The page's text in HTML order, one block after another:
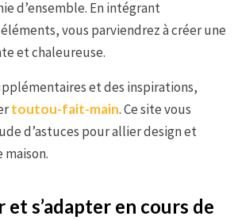
d’ensemble. En intégrant
vous parviendrez à créer une
et chaleureuse.
et des inspirations,
toutou-fait-main. Ce site vous
d’astuces pour allier design et
maison.
s’adapter en cours de